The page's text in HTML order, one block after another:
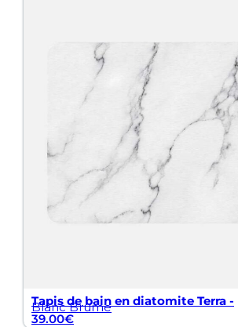
Retrouvez également une large
Assiettes et couverts
Animaux
Verres et tasses
Tapis de bain en diatomite Terra -
Blanc Brume
39.00€